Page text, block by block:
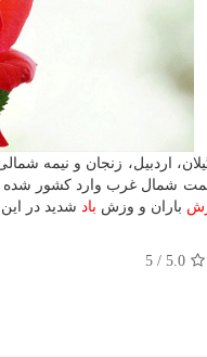
اردبیل، زنجان و نیمه
شمال غرب وارد كشور شده
باران و وزش باد شدید در
5.0
/
5